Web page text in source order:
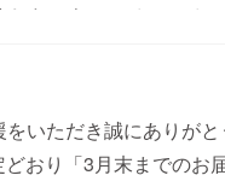
た。キャンペーンペ
チャンスです。是非
いただき誠にありが
おり「3月末までのお